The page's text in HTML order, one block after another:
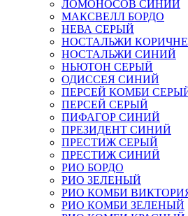
ЛОМОНОСОВ СИНИЙ
МАКСВЕЛЛ БОРДО
НЕВА СЕРЫЙ
НОСТАЛЬЖИ
НОСТАЛЬЖИ СИНИЙ
НЬЮТОН СЕРЫЙ
ОДИССЕЯ СИНИЙ
ПЕРСЕЙ КОМБИ
ПЕРСЕЙ СЕРЫЙ
ПИФАГОР СИНИЙ
ПРЕЗИДЕНТ СИНИЙ
ПРЕСТИЖ СЕРЫЙ
ПРЕСТИЖ СИНИЙ
РИО БОРДО
РИО ЗЕЛЕНЫЙ
РИО КОМБИ
РИО КОМБИ ЗЕЛЕНЫЙ